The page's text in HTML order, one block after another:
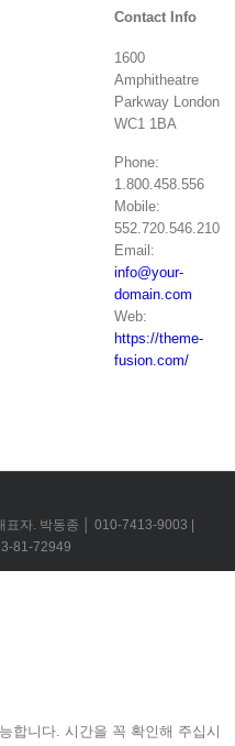
Contact Info
1600
Amphitheatre
Parkway London
WC1 1BA
Phone:
1.800.458.556
Mobile:
552.720.546.210
Email:
info@your-
domain.com
Web:
https://theme-
fusion.com/
자. 박동종 │ 010-7413-9003 |
81-72949
합니다. 시간을 꼭 확인해 주십시